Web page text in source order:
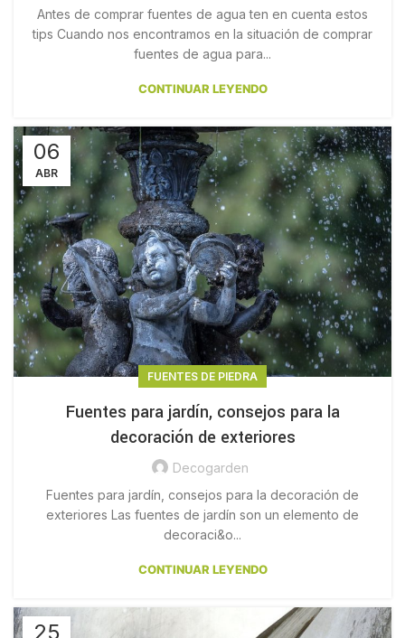
Antes de comprar fuentes de agua ten en cuenta estos
tips Cuando nos encontramos en la situación de comprar
fuentes de agua para...
CONTINUAR LEYENDO
06
ABR
FUENTES DE PIEDRA
Fuentes para jardín, consejos para la
decoración de exteriores
Decogarden
Fuentes para jardín, consejos para la decoración de
exteriores Las fuentes de jardín son un elemento de
decoraci&o...
CONTINUAR LEYENDO
25